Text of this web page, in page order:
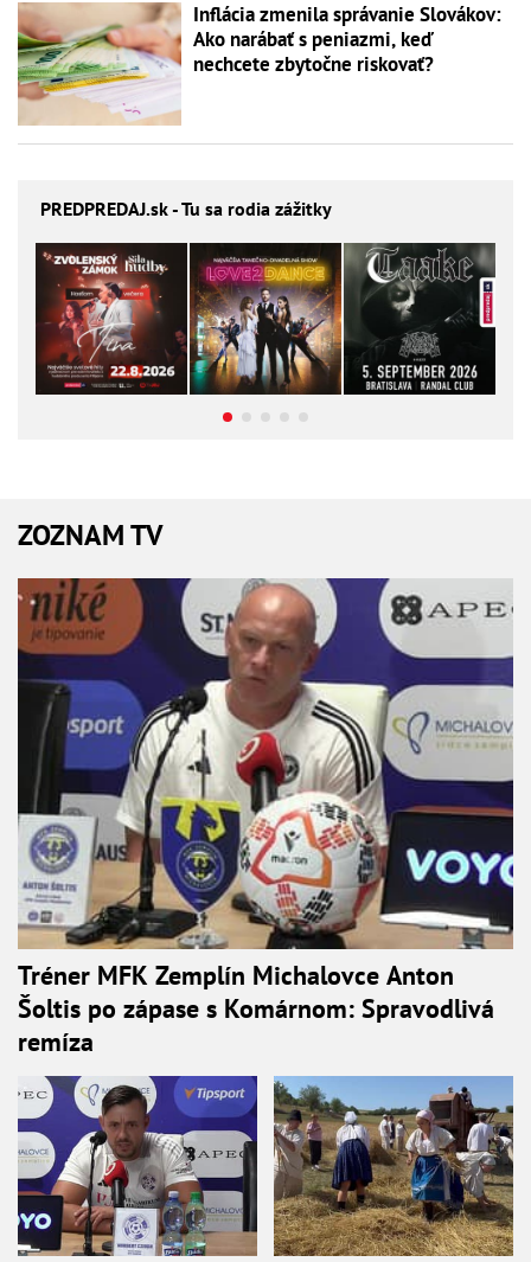
Inflácia zmenila správanie Slovákov:
Ako narábať s peniazmi, keď
nechcete zbytočne riskovať?
PREDPREDAJ.sk - Tu sa rodia zážitky
ZOZNAM TV
Tréner MFK Zemplín Michalovce Anton
Šoltis po zápase s Komárnom: Spravodlivá
remíza